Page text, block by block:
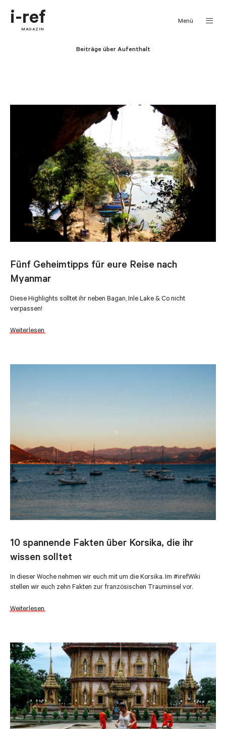
i-ref
MAGAZIN
Menü
Beiträge über Aufenthalt
Fünf Geheimtipps für eure Reise nach
Myanmar
Diese Highlights solltet ihr neben Bagan, Inle Lake & Co nicht
verpassen!
Weiterlesen
10 spannende Fakten über Korsika, die ihr
wissen solltet
In dieser Woche nehmen wir euch mit um die Korsika. Im #irefWiki
stellen wir euch zehn Fakten zur französischen Trauminsel vor.
Weiterlesen